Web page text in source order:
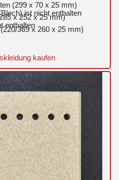
(299 x 70 x 25 mm)
x 252 x 25 mm)
369 x 260 x 25 mm)
ist nicht enthalten
enthalten
kaufen